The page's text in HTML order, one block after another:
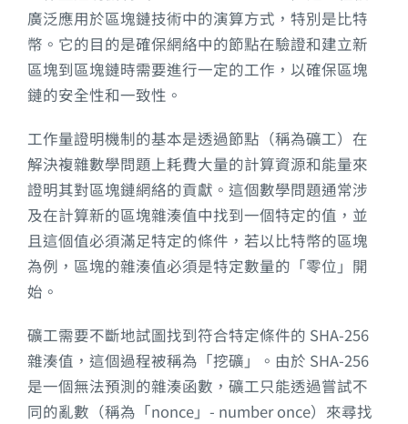
廣泛應用於區塊鏈技術中的演算方式，特別是比特
幣。它的目的是確保網絡中的節點在驗證和建立新
區塊到區塊鏈時需要進行一定的工作，以確保區塊
鏈的安全性和一致性。
工作量證明機制的基本是透過節點（稱為礦工）在
解決複雜數學問題上耗費大量的計算資源和能量來
證明其對區塊鏈網絡的貢獻。這個數學問題通常涉
及在計算新的區塊雜湊值中找到一個特定的值，並
且這個值必須滿足特定的條件，若以比特幣的區塊
為例，區塊的雜湊值必須是特定數量的「零位」開
始。
礦工需要不斷地試圖找到符合特定條件的 SHA-256
雜湊值，這個過程被稱為「挖礦」。由於 SHA-256
是一個無法預測的雜湊函數，礦工只能透過嘗試不
同的亂數（稱為「nonce」- number once）來尋找